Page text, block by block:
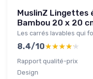
MuslinZ Lingettes
Bambou 20 x 20
Les carrés lavables qui
8.4/10★★★★★
★★★★★
Rapport qualité-prix
Design